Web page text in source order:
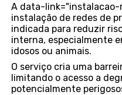
A data-
instalação de redes de
indicada para reduzir
interna, especialmente
idosos ou animais.
O serviço cria uma
limitando o acesso a
potencialmente